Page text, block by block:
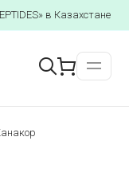
в Казахстане